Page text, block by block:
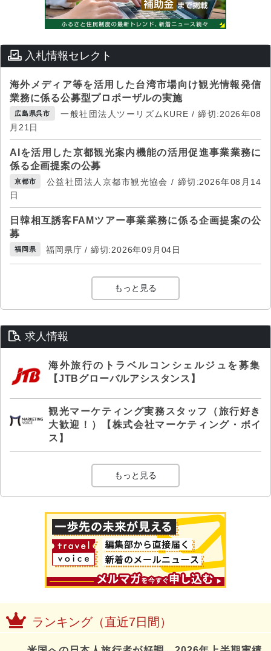
入札情報セレクト
海外メディア等を活用した台湾市場向け観光情報発信
業務に係る公募型プロポーザルの実施
広島県呉市
一般社団法人ツーリズムKURE / 締切:2026年08
月21日
AIを活用した京都観光案内機能の活用促進事業業務に
係る企画提案の公募
京都市
公益社団法人京都市観光協会 / 締切:2026年08月14
日
日韓相互誘客FAMツアー事業業務に係る企画提案の公
募
福岡県 福岡県庁 / 締切:2026年09月04日
もっと見る
求人情報
海外旅行のトラベルコンシェルジュを募集
【JTBグローバルアシスタンス】
観光マーケティング実務スタッフ（旅行好き
大歓迎！）【株式会社マーケティング・ボイ
ス】
もっと見る
ランキング（直近7日間）